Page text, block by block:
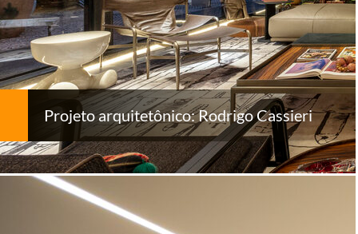
Projeto arquitetônico: Rodrigo Cassieri